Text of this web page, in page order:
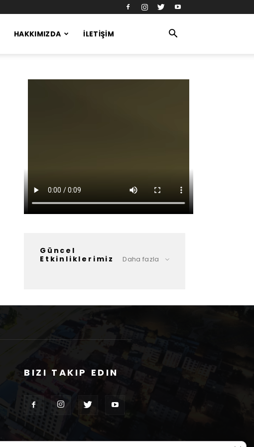
HAKKIMIZDA İLETIŞIM
Güncel
Etkinliklerimiz
Daha fazla
BIZI TAKIP EDIN